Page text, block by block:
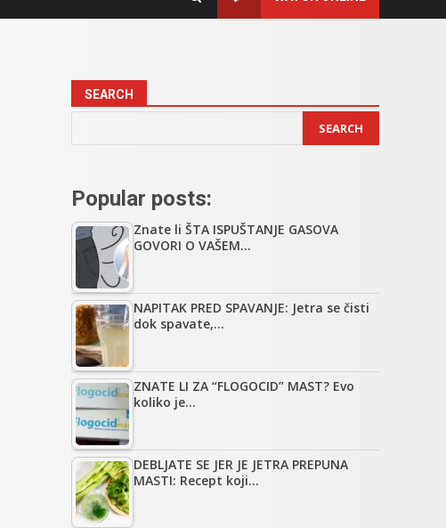
SEARCH
SEARCH
Popular posts:
Znate li ŠTA ISPUŠTANJE GASOVA
GOVORI O VAŠEM…
NAPITAK PRED SPAVANJE: Jetra se čisti
dok spavate,…
ZNATE LI ZA “FLOGOCID” MAST? Evo
koliko je…
DEBLJATE SE JER JE JETRA PREPUNA
MASTI: Recept koji…